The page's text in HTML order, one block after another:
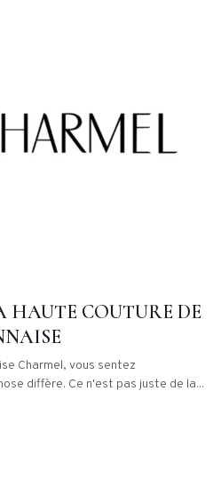
HAUTE COUTURE DE
Charmel, vous sentez
diffère. Ce n'est pas juste de la...